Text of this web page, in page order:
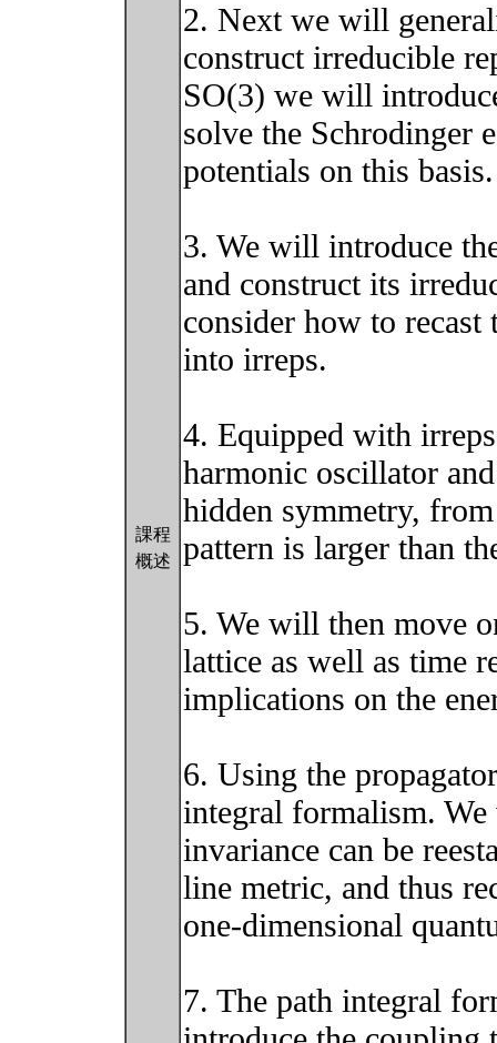
課程
概述
2. Next we will
construct irreducible
SO(3) we will
solve the Schrodinger
potentials on this basis.
3. We will introduce
and construct its
consider how to recast
into irreps.
4. Equipped with
harmonic oscillator
hidden symmetry,
pattern is larger than
5. We will then move
lattice as well as time
implications on the
6. Using the
integral formalism.
invariance can be
line metric, and thus
one-dimensional
7. The path integral